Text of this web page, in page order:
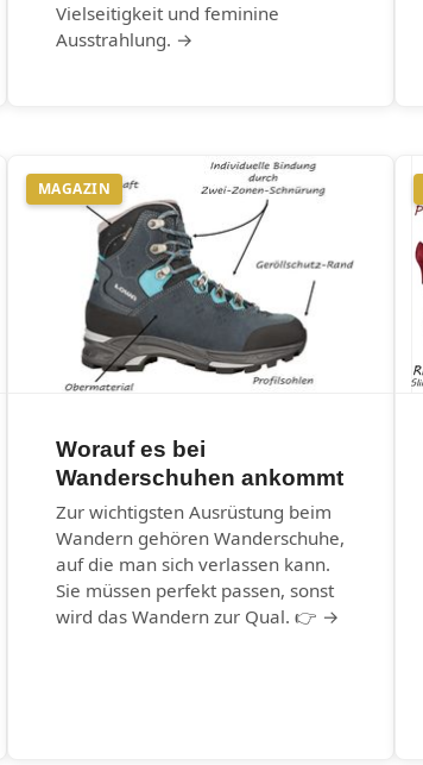
Vielseitigkeit und feminine
Ausstrahlung. →
MAGAZIN
Worauf es bei
Wanderschuhen ankommt
Zur wichtigsten Ausrüstung beim
Wandern gehören Wanderschuhe,
auf die man sich verlassen kann.
Sie müssen perfekt passen, sonst
wird das Wandern zur Qual. 👉 →